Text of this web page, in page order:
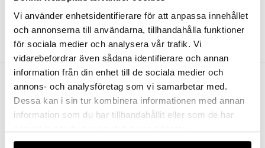
Vi använder enhetsidentifierare för att anpassa innehållet
och annonserna till användarna, tillhandahålla funktioner
för sociala medier och analysera vår trafik. Vi
vidarebefordrar även sådana identifierare och annan
information från din enhet till de sociala medier och
annons- och analysföretag som vi samarbetar med.
Dessa kan i sin tur kombinera informationen med annan
information som du har tillhandahållit eller som de har
DESIGN HOUSE STOCKHOLM
Yoga No. 4 Black
995 kr
Birds 1967 No. 1
1095 kr
Andra köpte även